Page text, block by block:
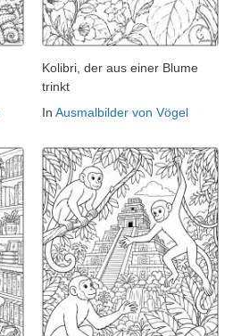
Kolibri, der aus einer Blume
trinkt
In Ausmalbilder von Vögel